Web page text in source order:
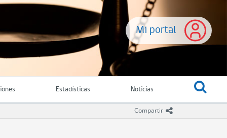
Mi portal
Estadísticas Noticias
Compartir icono compartir